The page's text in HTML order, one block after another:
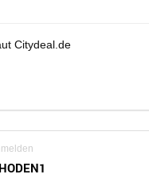
Citydeal.de